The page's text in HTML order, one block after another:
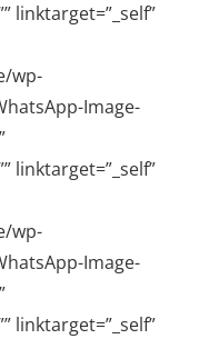
linktarget=”_self”
wp-
Image-
linktarget=”_self”
wp-
Image-
linktarget=”_self”